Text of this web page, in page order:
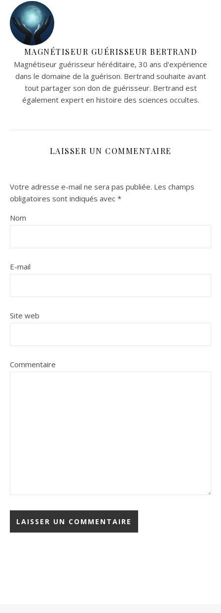
MAGNÉTISEUR GUÉRISSEUR BERTRAND
Magnétiseur guérisseur héréditaire, 30 ans d'expérience
dans le domaine de la guérison. Bertrand souhaite avant
tout partager son don de guérisseur. Bertrand est
également expert en histoire des sciences occultes.
LAISSER UN COMMENTAIRE
Votre adresse e-mail ne sera pas publiée. Les champs
obligatoires sont indiqués avec *
Nom
E-mail
Site web
Commentaire